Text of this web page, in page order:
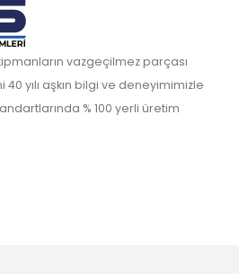
vazgeçilmez parçası
yılı aşkın bilgi ve deneyimimizle
% 100 yerli üretim